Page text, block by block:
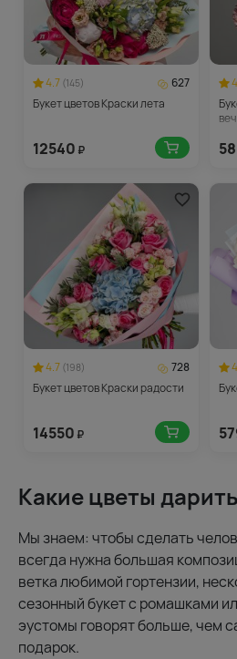
4.7 (145)
627
Букет цветов Краски лета
12540 ₽
4.7 (198)
728
Букет цветов Краски радости
14550 ₽
Какие цветы
Мы знаем: чтобы сделать
всегда нужна большая
ветка любимой гортензии,
сезонный букет с ромашками
эустомы говорят больше, чем
подарок.